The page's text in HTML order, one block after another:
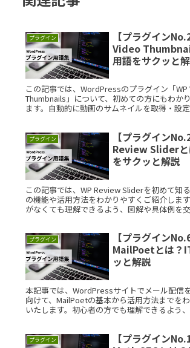
プラグイン
【プラグイン
Video
用語をサクッと
この記事では、WordPressのプラグイン「WP
Thumbnails」について、初めての方にもわか
ます。自動的に動画のサムネイルを取得・設
プラグイン
【プラグイン
Review Slider
をサクッと解説
この記事では、WP Review Sliderを初めて知
の機能や活用方法をわかりやすくご紹介しま
がなくても理解できるよう、図解や具体例を
プラグイン
【プラグイン
MailPoetとは？
ッと解説
本記事では、WordPressサイトでメール配信
向けて、MailPoetの基本から活用方法までを
いたします。初心者の方でも理解できるよう
プラグイン
【プラグイン